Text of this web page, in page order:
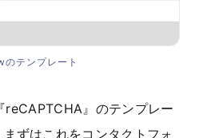
テンプレート
』のテンプレー
ずはこれをコンタクトフォ